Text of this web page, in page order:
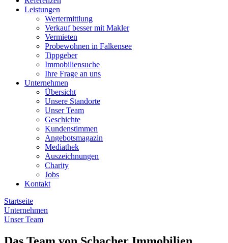
Leistungen
Wertermittlung
Verkauf besser mit Makler
Vermieten
Probewohnen in Falkensee
Tippgeber
Immobiliensuche
Ihre Frage an uns
Unternehmen
Übersicht
Unsere Standorte
Unser Team
Geschichte
Kundenstimmen
Angebotsmagazin
Mediathek
Auszeichnungen
Charity
Jobs
Kontakt
Startseite
Unternehmen
Unser Team